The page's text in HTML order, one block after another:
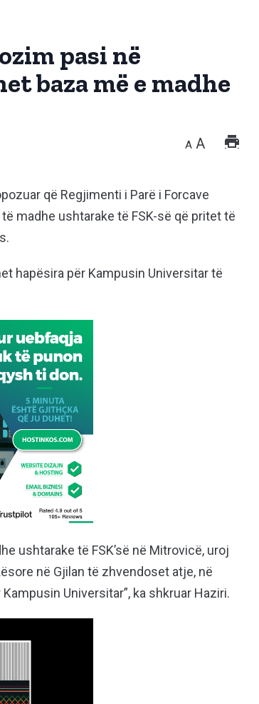
pasi në
baza më e madhe
A A
që Regjimenti i Parë i Forcave
madhe ushtarake të FSK-së që pritet të
hapësira për Kampusin Universitar të
ushtarake të FSK’së në Mitrovicë, uroj
në Gjilan të zhvendoset atje, në
Universitar”, ka shkruar Haziri.